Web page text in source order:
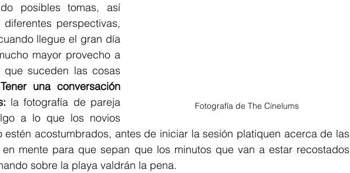
Fotografía de The Cinelums
posibles tomas, así
perspectivas,
llegue el gran día
mayor provecho a
suceden las cosas
Tener una conversación
la fotografía de pareja
a lo que los novios
estén acostumbrados, antes de iniciar la sesión platiquen acerca de las
mente para que sepan que los minutos que van a estar recostados
sobre la playa valdrán la pena.